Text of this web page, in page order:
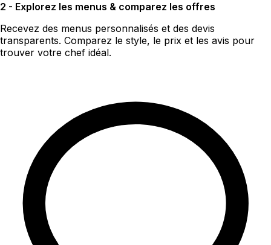
2 - Explorez les menus & comparez les offres
Recevez des menus personnalisés et des devis
transparents. Comparez le style, le prix et les avis pour
trouver votre chef idéal.